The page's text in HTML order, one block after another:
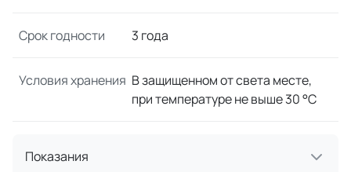
Срок годности 3 года
Условия хранения В защищенном от света месте,
при температуре не выше 30 °C
Показания